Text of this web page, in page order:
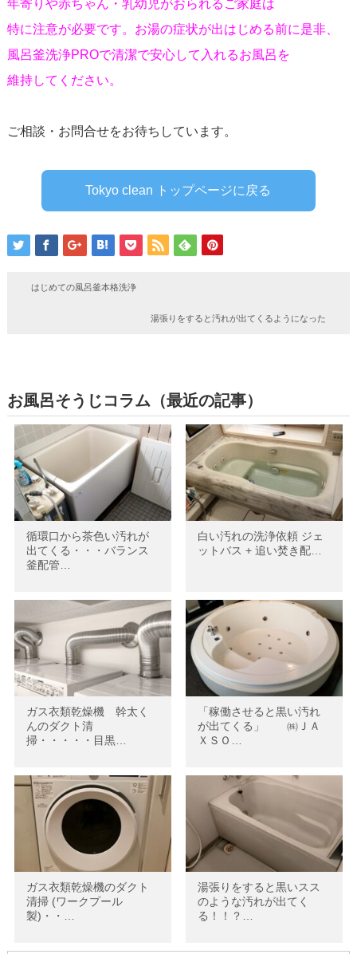
年寄りや赤ちゃん・乳幼児がおられるご家庭は
特に注意が必要です。お湯の症状が出はじめる前に是非、
風呂釜洗浄PROで清潔で安心して入れるお風呂を
維持してください。
ご相談・お問合せをお待ちしています。
Tokyo clean トップページに戻る
はじめての風呂釜本格洗浄
湯張りをすると汚れが出てくるようになった
お風呂そうじコラム（最近の記事）
循環口から茶色い汚れが
出てくる・・・バランス
釜配管…
白い汚れの洗浄依頼 ジェ
ットバス + 追い焚き配…
ガス衣類乾燥機 幹太く
んのダクト清
掃・・・・・目黒…
「稼働させると黒い汚れ
が出てくる」 ㈱ＪＡ
ＸＳＯ…
ガス衣類乾燥機のダクト
清掃 (ワークプール
製)・・…
湯張りをすると黒いスス
のような汚れが出てく
る！！？…